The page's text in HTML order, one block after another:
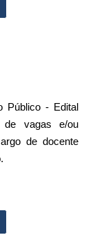
Público - Edital
de vagas e/ou
de docente